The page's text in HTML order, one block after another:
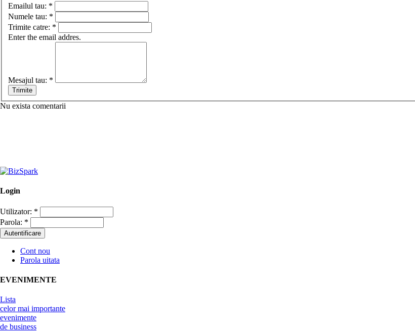
Emailul tau: *
Numele tau: *
Trimite catre: *
Enter the email addres.
Mesajul tau: *
Nu exista comentarii
Login
Utilizator: *
Parola: *
Cont nou
Parola uitata
EVENIMENTE
Lista
celor mai importante
evenimente
de business